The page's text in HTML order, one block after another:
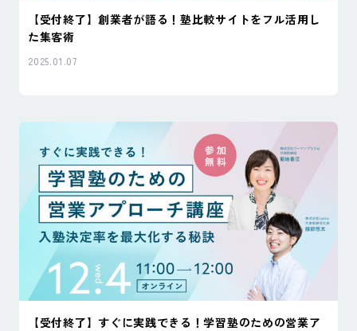
【受付終了】創業者が語る！塾比較サイトをフル活用し
た集客術
2025.01.07
【受付終了】すぐに実践できる！学習塾のための営業ア